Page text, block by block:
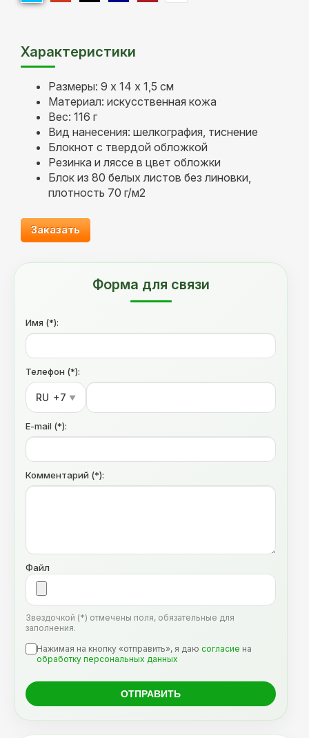
Характеристики
Размеры: 9 x 14 х 1,5 см
Материал: искусственная кожа
Вес: 116 г
Вид нанесения: шелкография, тиснение
Блокнот с твердой обложкой
Резинка и ляссе в цвет обложки
Блок из 80 белых листов без линовки,
плотность 70 г/м2
Заказать
Форма для связи
Имя (*):
Телефон (*):
RU +7 ▼
E-mail (*):
Комментарий (*):
Файл
Звездочкой (*) отмечены поля, обязательные для
заполнения.
Нажимая на кнопку «отправить», я даю согласие на
обработку персональных данных